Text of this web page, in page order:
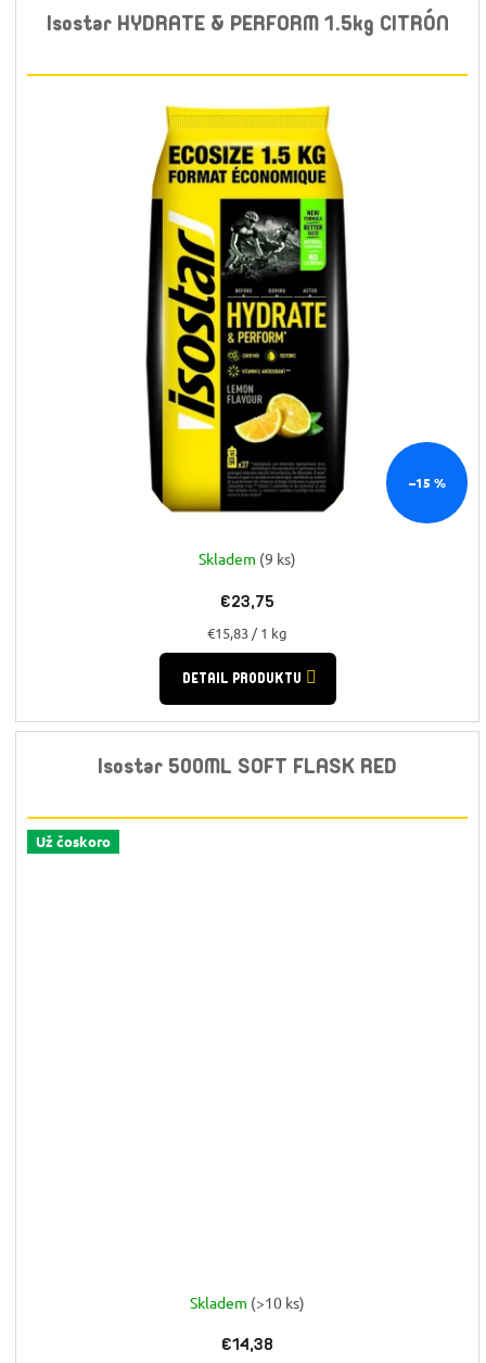
Isostar HYDRATE & PERFORM 1.5kg CITRÓN
–15 %
Skladem (9 ks)
€23,75
Jednotková
cena:
€15,83 / 1 kg
DETAIL PRODUKTU
Isostar 500ML SOFT FLASK RED
Už čoskoro
Skladem (>10 ks)
€14,38